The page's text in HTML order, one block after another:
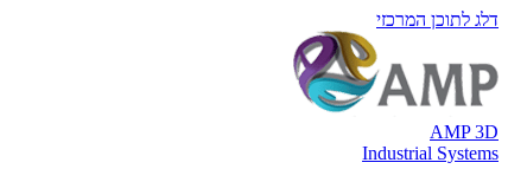
דלג לתוכן המרכזי
AMP 3D
Industrial Systems